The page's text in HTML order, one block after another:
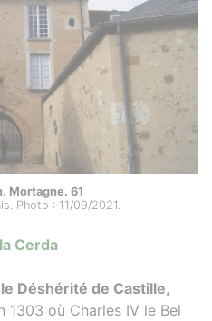
Mortagne. 61
Photo : 11/09/2021.
Cerda
Déshérité de Castille,
1303 où Charles IV le Bel